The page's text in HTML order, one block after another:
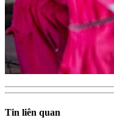
Tin liên quan